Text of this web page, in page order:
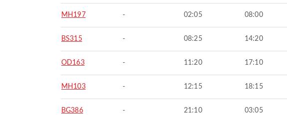
MH197 - 02:05 08:00
BS315 - 08:25 14:20
OD163 - 11:20 17:10
MH103 - 12:15 18:15
BG386 - 21:10 03:05